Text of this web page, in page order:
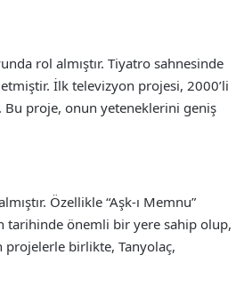
rol almıştır. Tiyatro sahnesinde
İlk televizyon projesi, 2000’li
Bu proje, onun yeteneklerini geniş
Özellikle “Aşk-ı Memnu”
tarihinde önemli bir yere sahip olup,
projelerle birlikte, Tanyolaç,